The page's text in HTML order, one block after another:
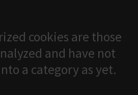
cookies are those
and have not
a category as yet.